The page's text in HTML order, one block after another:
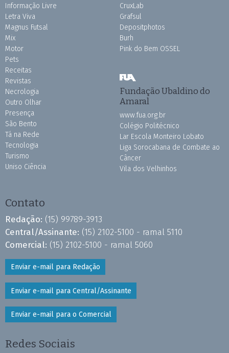
Informação Livre
Letra Viva
Magnus Futsal
Mix
Motor
Pets
Receitas
Revistas
Necrologia
Outro Olhar
Presença
São Bento
Tá na Rede
Tecnologia
Turismo
Uniso Ciência
CruxLab
Grafsul
Depositphotos
Burh
Pink do Bem OSSEL
Fundação Ubaldino do
Amaral
www.fua.org.br
Colégio Politécnico
Lar Escola Monteiro Lobato
Liga Sorocabana de Combate ao
Câncer
Vila dos Velhinhos
Contato
Redação: (15) 99789-3913
Central/Assinante: (15) 2102-5100 - ramal 5110
Comercial: (15) 2102-5100 - ramal 5060
Enviar e-mail para Redação
Enviar e-mail para Central/Assinante
Enviar e-mail para o Comercial
Redes Sociais